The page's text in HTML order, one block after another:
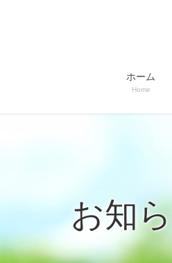
ホーム
Home
お知